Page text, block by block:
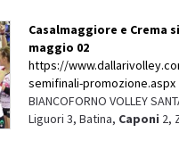
Casalmaggiore e Crema
maggio 02
https://
semifinali-promozione.aspx
BIANCOFORNO VOLLEY
Liguori 3, Batina, Caponi 2,